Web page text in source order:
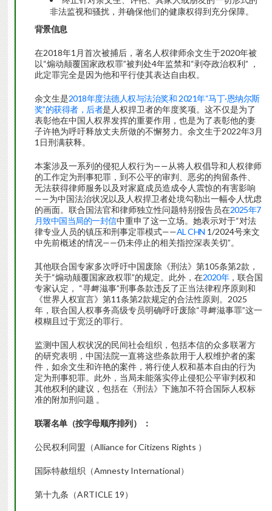
非法监视和骚扰，并确保他们的健康权得到充分保障。
背景信息
在2018年1月首次被捕后，著名人权律师余文生于2020年被
以“煽动颠覆国家政权罪”被判处4年监禁和“剥夺政治权利” ，
此定罪完全是因为他和平行使其表达自由权。
余文生是2018年度法德人权与法治奖和 2021年“马丁·恩纳尔斯
奖”的获得者，后者是人权捍卫者的年度奖项。这不仅是为了
表彰他在中国人权界发挥的重要作用，也是为了表彰他的妻
子许艳为呼吁释放丈夫所做的不懈努力。余文生于2022年3月
1日刑满获释。
本案涉及一系列的侵犯人权行为——从将人权倡导和人权律师
的工作定为刑事犯罪，到不公平的审判、恶劣的拘留条件、
无法获得律师服务以及对家庭成员造成令人震惊的有害影响
——为中国法治状况以及人权捍卫者处境勾勒出一幅令人忧虑
的画面。联合国法官和律师独立性问题特别报告员在2025年7
月致中国当局的一封信中重申了这一立场。她表示对于“对法
律专业人员的镇压和刑事定罪模式——AL CHN 1/2024号来文
中先前概述的情况——仍未停止的相关指控深表关切”。
其他联合国专家多次呼吁中国废除《刑法》第105条第2款，
关于“煽动颠覆国家政权罪”的规定。此外，在2020年，联合国
专家认定， “寻衅滋事”刑事条款违反了正当法律程序原则和
《世界人权宣言》第11条第2款规定的合法性原则。2025
年，联合国人权事务高级专员明确呼吁废除“寻衅滋事罪”这一
模糊且过于宽泛的罪行。
监测中国人权状况的民间社会组织，包括本信的众多联署方
的研究表明，中国法院一直将这些条款用于人权维护者的案
件，如余文生和许艳的案件，将行使人权和基本自由的行为
定为刑事犯罪。此外，当局未能落实停止侵犯公平审判权和
其他权利的建议，包括在《刑法》下施加不符合国际人权标
准的附加刑问题 。
联署名单（按字母顺序排列） ：
公民权利同盟（Alliance for Citizens Rights ）
国际特赦组织（Amnesty International）
第十九条（ARTICLE 19）